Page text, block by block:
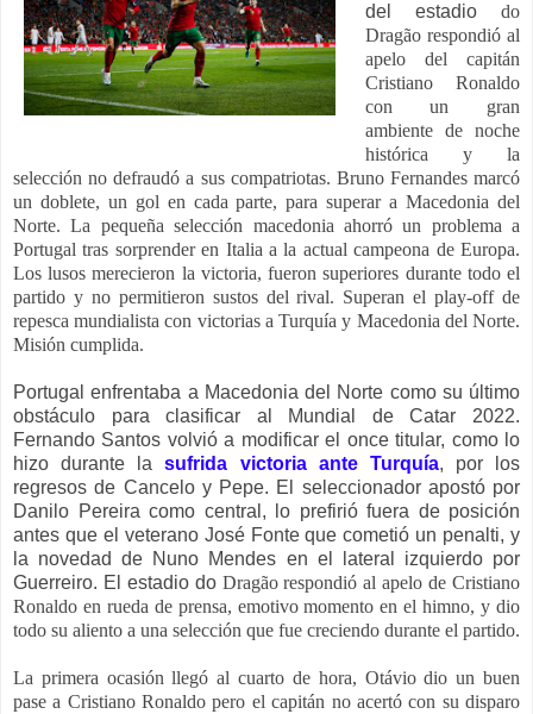
del estadio do
Dragão respondió al
apelo del capitán
Cristiano Ronaldo
con un gran
ambiente de noche
histórica y la
selección no defraudó a sus compatriotas. Bruno Fernandes marcó
un doblete, un gol en cada parte, para superar a Macedonia del
Norte. La pequeña selección macedonia ahorró un problema a
Portugal tras sorprender en Italia a la actual campeona de Europa.
Los lusos merecieron la victoria, fueron superiores durante todo el
partido y no permitieron sustos del rival. Superan el play-off de
repesca mundialista con victorias a Turquía y Macedonia del Norte.
Misión cumplida.
Portugal enfrentaba a Macedonia del Norte como su último
obstáculo para clasificar al Mundial de Catar 2022.
Fernando Santos volvió a modificar el once titular, como lo
hizo durante lasufrida victoria ante Turquía, por los
regresos de Cancelo y Pepe. El seleccionador apostó por
Danilo Pereira como central, lo prefirió fuera de posición
antes que el veterano José Fonte que cometió un penalti, y
la novedad de Nuno Mendes en el lateral izquierdo por
Guerreiro. El estadio do Dragão respondió al apelo de Cristiano
Ronaldo en rueda de prensa, emotivo momento en el himno, y dio
todo su aliento a una selección que fue creciendo durante el partido.
La primera ocasión llegó al cuarto de hora, Otávio dio un buen
pase a Cristiano Ronaldo pero el capitán no acertó con su disparo